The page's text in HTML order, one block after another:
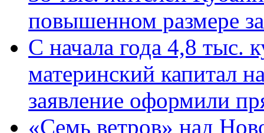
повышенном размере
С начала года 4,8 тыс.
материнский капитал
заявление оформили
«Семь ветров» над